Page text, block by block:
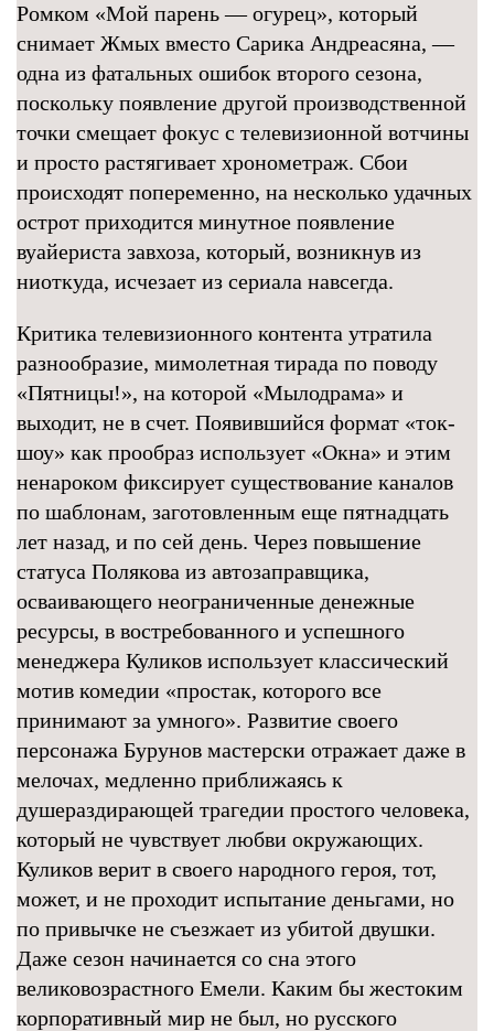
Ромком «Мой парень — огурец», который
снимает Жмых вместо Сарика Андреасяна, —
одна из фатальных ошибок второго сезона,
поскольку появление другой производственной
точки смещает фокус с телевизионной вотчины
и просто растягивает хронометраж. Сбои
происходят попеременно, на несколько удачных
острот приходится минутное появление
вуайериста завхоза, который, возникнув из
ниоткуда, исчезает из сериала навсегда.
Критика телевизионного контента утратила
разнообразие, мимолетная тирада по поводу
«Пятницы!», на которой «Мылодрама» и
выходит, не в счет. Появившийся формат «ток-
шоу» как прообраз использует «Окна» и этим
ненароком фиксирует существование каналов
по шаблонам, заготовленным еще пятнадцать
лет назад, и по сей день. Через повышение
статуса Полякова из автозаправщика,
осваивающего неограниченные денежные
ресурсы, в востребованного и успешного
менеджера Куликов использует классический
мотив комедии «простак, которого все
принимают за умного». Развитие своего
персонажа Бурунов мастерски отражает даже в
мелочах, медленно приближаясь к
душераздирающей трагедии простого человека,
который не чувствует любви окружающих.
Куликов верит в своего народного героя, тот,
может, и не проходит испытание деньгами, но
по привычке не съезжает из убитой двушки.
Даже сезон начинается со сна этого
великовозрастного Емели. Каким бы жестоким
корпоративный мир не был, но русского